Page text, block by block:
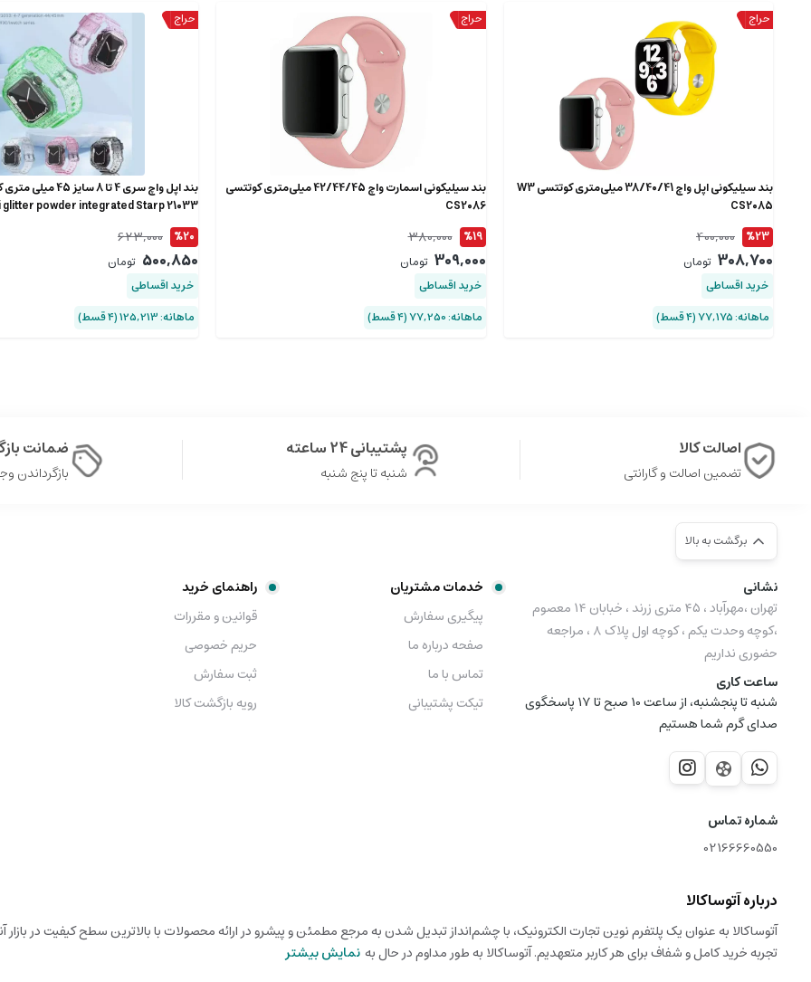
بند سیلیکونی اپل واچ 38/40/41 میلی‌متری کوتتسی W3
CS2085
%23
400,000
308,700 تومان
خرید اقساطی
ماهانه: 77,175 (۴ قسط)
بند سیلیکونی اسمارت واچ 42/44/45 میلی‌متری کوتتسی
CS2086
%19
380,000
309,000 تومان
خرید اقساطی
ماهانه: 77,250 (۴ قسط)
بند اپل واچ سری 4 تا 8 سایز
powder integrated Starp 21033
%20
623,000
500,850 تومان
خرید اقساطی
ماهانه: 125,213 (۴ قسط)
اصالت کالا
تضمین اصالت و گارانتی
پشتیبانی 24 ساعته
شنبه تا پنج شنبه
ضمانت
بازگرداندن وجه
برگشت به بالا
نشانی
تهران ،مهرآباد ، ۴۵ متری زرند ، خبابان ۱۴ معصوم
،کوچه وحدت یکم ، کوچه اول پلاک ۸ ، مراجعه
حضوری نداریم
ساعت کاری
شنبه تا پنجشنبه، از ساعت 10 صبح تا 17 پاسخگوی
صدای گرم شما هستیم
شماره تماس
02166660550
خدمات مشتریان
پیگیری سفارش
صفحه درباره ما
تماس با ما
تیکت پشتیبانی
راهنمای خرید
قوانین و مقررات
حریم خصوصی
ثبت سفارش
رویه بازگشت کالا
درباره آتوساکالا
آتوساکالا به عنوان یک پلتفرم نوین تجارت الکترونیک، با چشم‌انداز تبدیل شدن به مرجع مطمئن و پیشرو در ارائه محصولات با بالاترین سطح کیفیت در
تجربه خرید کامل و شفاف برای هر کاربر متعهدیم. آتوساکالا به طور مداوم در حال به نمایش بیشتر